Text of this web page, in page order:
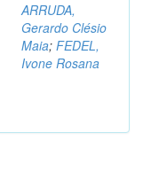
ARRUDA,
Gerardo Clésio
Maia; FEDEL,
Ivone Rosana